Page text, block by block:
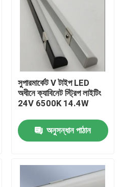
সুপারমার্কেট V টাইপ LED
অধীনে ক্যাবিনেট স্ট্রিপ লাইটিং
24V 6500K 14.4W
অনুসন্ধান পাঠান